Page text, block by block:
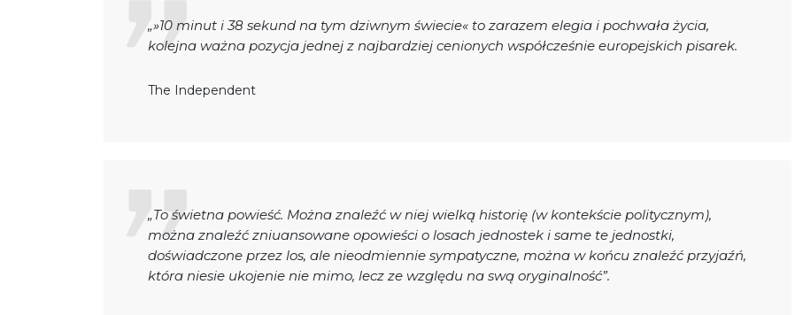
„»10 minut i 38 sekund na tym dziwnym świecie« to zarazem elegia i pochwała życia,
kolejna ważna pozycja jednej z najbardziej cenionych współcześnie europejskich pisarek.
The Independent
„To świetna powieść. Można znaleźć w niej wielką historię (w kontekście politycznym),
można znaleźć zniuansowane opowieści o losach jednostek i same te jednostki,
doświadczone przez los, ale nieodmiennie sympatyczne, można w końcu znaleźć przyjaźń,
która niesie ukojenie nie mimo, lecz ze względu na swą oryginalność”.